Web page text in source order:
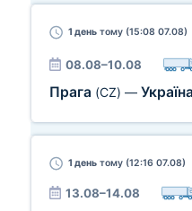
1 день тому (15:08 07.08)
08.08–10.08
Прага (CZ) — Україна
1 день тому (12:16 07.08)
13.08–14.08